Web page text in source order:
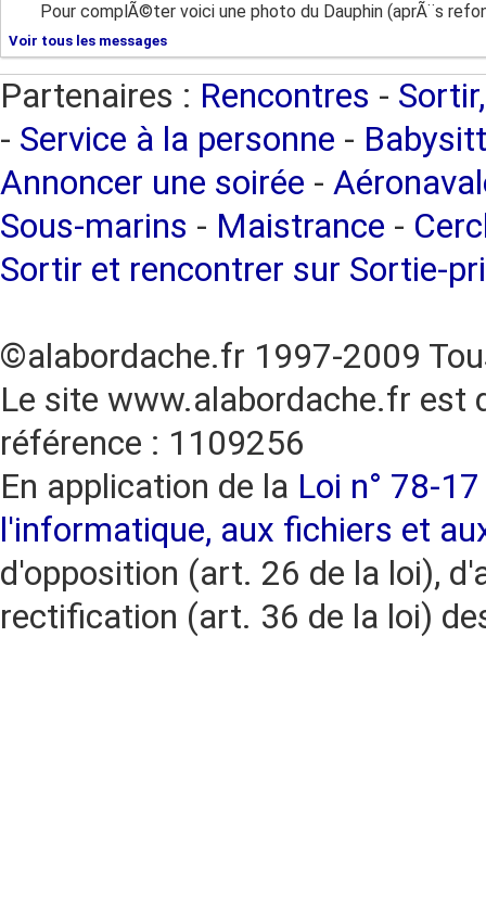
Pour complÃ©ter voici une photo du Dauphin (aprÃ¨s
Voir tous les messages
Partenaires : Rencontres -
- Service à la personne -
Annoncer une soirée -
Sous-marins - Maistrance -
Sortir et rencontrer sur Sortie-
©alabordache.fr 1997-2009
Le site www.alabordache.fr est
référence : 1109256
En application de la Loi n° 78-
l'informatique, aux fichiers et
d'opposition (art. 26 de la loi),
rectification (art. 36 de la loi)